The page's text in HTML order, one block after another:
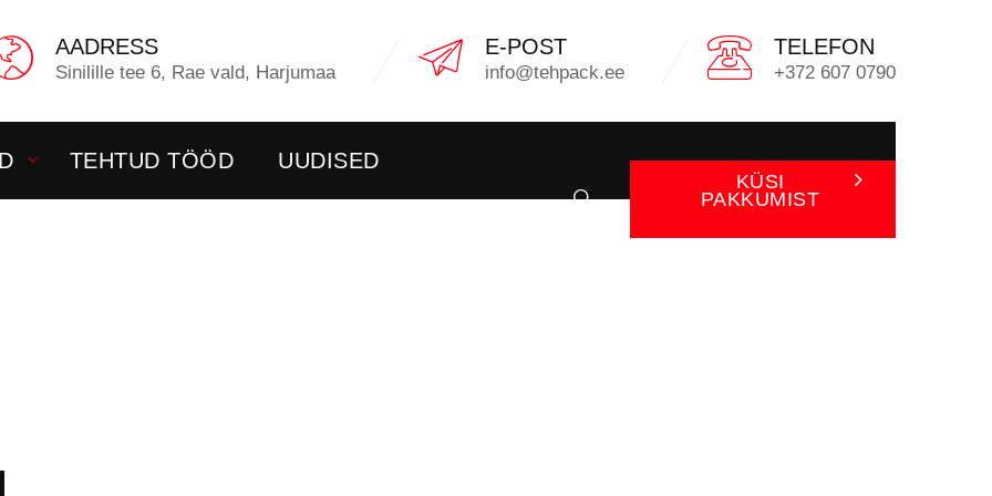
AADRESS
Sinilille tee 6, Rae vald, Harjumaa
E-POST
info@tehpack.ee
TELEFON
+372 607 0790
TEHTUD TÖÖD UUDISED
KÜSI
PAKKUMIST